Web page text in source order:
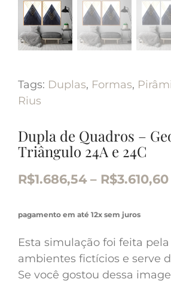
Tags: Duplas, Formas,
Rius
Dupla de Quadros –
Triângulo 24A e 24C
R$1.686,54 – R$3.610,60
pagamento em até 12x sem juros
Esta simulação foi feita
ambientes fictícios e serve
Se você gostou dessa